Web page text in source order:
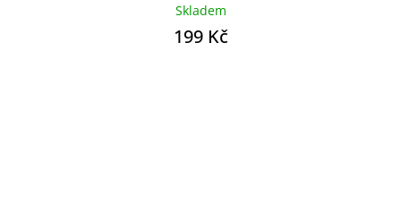
Skladem
199 Kč